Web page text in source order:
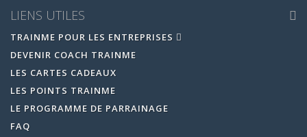
LIENS UTILES
TRAINME POUR LES ENTREPRISES
DEVENIR COACH TRAINME
LES CARTES CADEAUX
LES POINTS TRAINME
LE PROGRAMME DE PARRAINAGE
FAQ